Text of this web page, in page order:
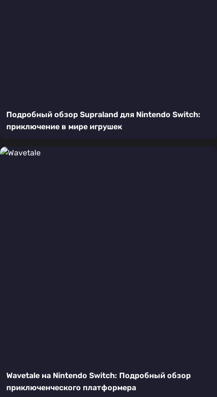
Подробный обзор Supraland для Nintendo Switch:
приключение в мире игрушек
Wavetale на Nintendo Switch: Подробный обзор
приключенческого платформера